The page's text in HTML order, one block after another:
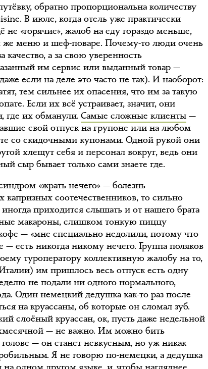
обратно пропорциональна количеству
В июле, когда отель уже практически
«горячие», жалоб на еду гораздо меньше,
же меню и шеф-поваре. Почему-то люди очень
качество, а за свою уверенность
им сервис или выданный товар —
если на деле это часто не так). И наоборот:
тем сильнее их опасения, что им за такую
Если их всё устраивает, значит, они
где их обманули.Самые сложные клиенты —
свой отпуск на групоне или на любом
со скидочными купонами. Одной рукой они
хлещут себя и персонал вокруг, ведь они
сыр бывает только сами знаете где.
«жрать нечего» — болезнь
соотечественников, то сильно
приходится слышать и от нашего брата
макароны, слишком тонкую пиццу
— «мне специально недолили, потому что
есть никогда никому нечего. Группа поляков
туроператору коллективную жалобу на то,
им пришлось весь отпуск есть одну
не подали ни одного нормального,
Один немецкий дедушка как-то раз после
на круассаны, об которые он сломал зуб.
слоёный круассан, ок, пусть даже недельной
— не важно. Им можно бить
— он станет невкусным, но уж никак
Я не говорю по-немецки, а дедушка